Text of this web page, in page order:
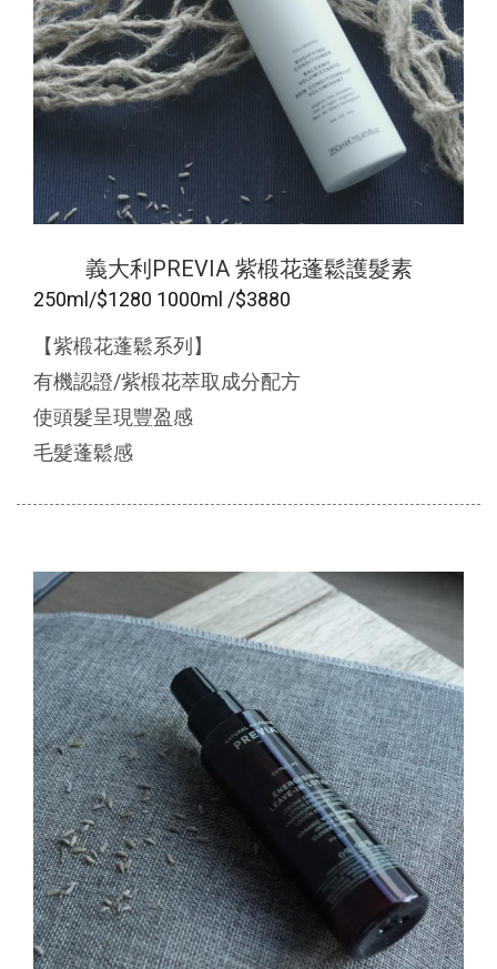
義大利PREVIA 紫椴花蓬鬆護髮素
250ml/$1280 1000ml /$3880
【紫椴花蓬鬆系列】
有機認證/紫椴花萃取成分配方
使頭髮呈現豐盈感
毛髮蓬鬆感